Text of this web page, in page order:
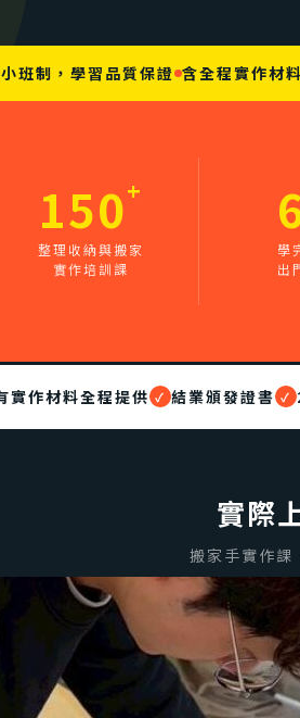
班制，學習品質保證 含全程實作材
150+
整理收納與搬家
實作培訓課
學
出
實作材料全程提供 ✓ 結業頒發證書 ✓
實際
搬家手實作課